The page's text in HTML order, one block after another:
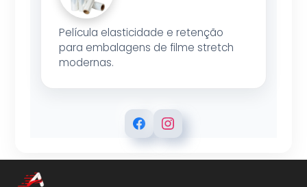
Película elasticidade e retenção
para embalagens de filme stretch
modernas.